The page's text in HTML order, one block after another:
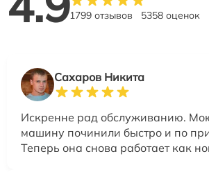
1799 отзывов 5358 оценок
Сахаров Никита
Искренне рад обслуживанию.
машину починили быстро и по
Теперь она снова работает как